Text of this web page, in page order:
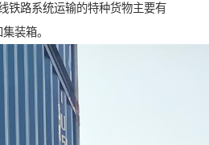
铁路系统运输的特种货物主要有
装箱。